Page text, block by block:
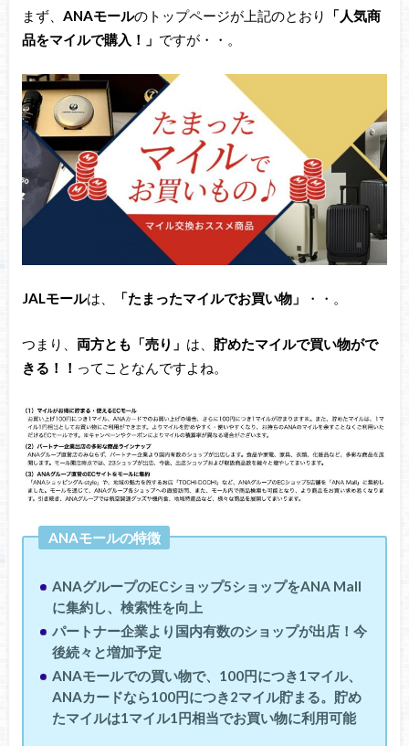
まず、 ANAモールのトップページが上記のとおり
「人気商
品をマイルで購入！」 ですが・・。
JALモールは、 「たまったマイルでお買い物」 ・・。
つまり、 両方とも「売り」 は、 貯めたマイルで買い物がで
きる！！ ってことなんですよね。
ANAモールの特徴
ANAグループのECショップ5ショップをANA Mall
に集約し、検索性を向上
パートナー企業より国内有数のショップが出店！今
後続々と増加予定
ANAモールでの買い物で、100円につき1マイル、
ANAカードなら100円につき2マイル貯まる。貯め
たマイルは1マイル1円相当でお買い物に利用可能